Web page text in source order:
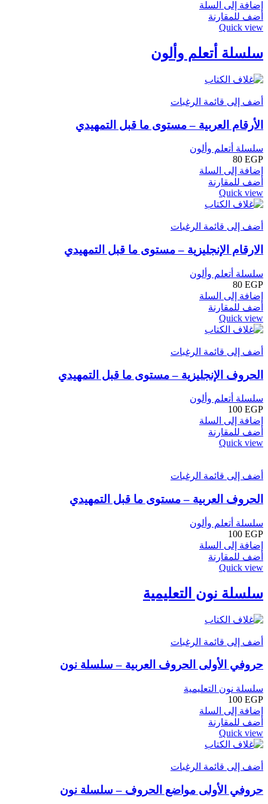
إضافة إلى السلة
أضف للمقارنة
Quick view
سلسلة أتعلم وألون
أضف إلى قائمة الرغبات
الأرقام العربية – مستوى ما قبل التمهيدي
سلسلة أتعلم وألون
80 EGP
إضافة إلى السلة
أضف للمقارنة
Quick view
أضف إلى قائمة الرغبات
الارقام الإنجليزية – مستوى ما قبل التمهيدي
سلسلة أتعلم وألون
80 EGP
إضافة إلى السلة
أضف للمقارنة
Quick view
أضف إلى قائمة الرغبات
الحروف الإنجليزية – مستوى ما قبل التمهيدي
سلسلة أتعلم وألون
100 EGP
إضافة إلى السلة
أضف للمقارنة
Quick view
أضف إلى قائمة الرغبات
الحروف العربية – مستوى ما قبل التمهيدي
سلسلة أتعلم وألون
100 EGP
إضافة إلى السلة
أضف للمقارنة
Quick view
سلسلة نون التعليمية
أضف إلى قائمة الرغبات
حروفي الأولى الحروف العربية – سلسلة نون
سلسلة نون التعليمية
100 EGP
إضافة إلى السلة
أضف للمقارنة
Quick view
أضف إلى قائمة الرغبات
حروفي الأولى مواضع الحروف – سلسلة نون